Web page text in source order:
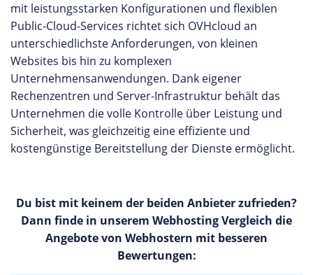
mit leistungsstarken Konfigurationen und flexiblen
Public-Cloud-Services richtet sich OVHcloud an
unterschiedlichste Anforderungen, von kleinen
Websites bis hin zu komplexen
Unternehmensanwendungen. Dank eigener
Rechenzentren und Server-Infrastruktur behält das
Unternehmen die volle Kontrolle über Leistung und
Sicherheit, was gleichzeitig eine effiziente und
kostengünstige Bereitstellung der Dienste ermöglicht.
Du bist mit keinem der beiden Anbieter zufrieden?
Dann finde in unserem Webhosting Vergleich die
Angebote von Webhostern mit besseren
Bewertungen: